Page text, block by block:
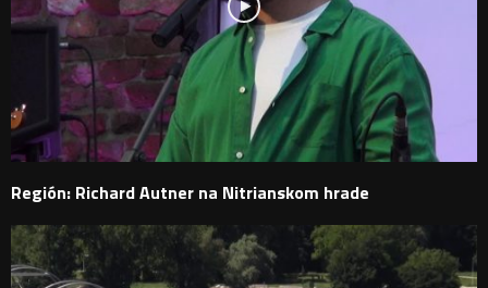
Región: Richard Autner na Nitrianskom hrade